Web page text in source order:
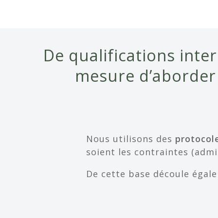
De qualifications
mesure
Nous utilisons des
soient les contraintes
De cette base découle